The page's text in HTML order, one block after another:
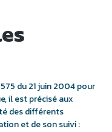
du 21 juin 2004 pour
il est précisé aux
des différents
et de son suivi :